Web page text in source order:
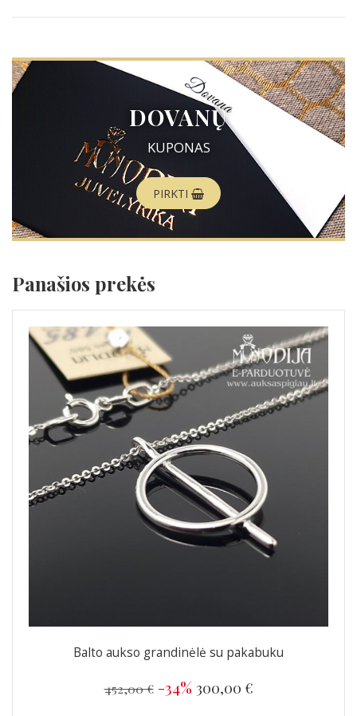
DOVANŲ
KUPONAS
PIRKTI
Panašios prekės
Balto aukso grandinėlė su pakabuku
452,00 € -34% 300,00 €